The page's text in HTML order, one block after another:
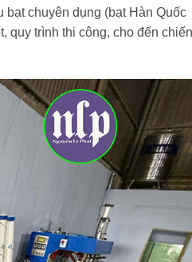
bạt chuyên dụng (bạt Hàn Quốc
quy trình thi công, cho đến chiến